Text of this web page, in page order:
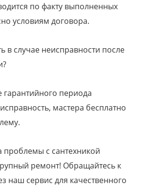
по факту выполненных
условиям договора.
в случае неисправности после
гарантийного периода
мастера бесплатно
проблемы с сантехникой
ремонт! Обращайтесь к
наш сервис для качественного